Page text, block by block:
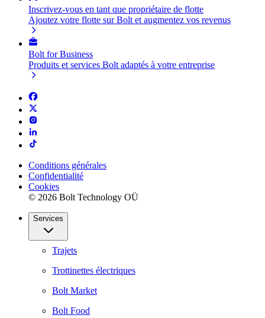
Inscrivez-vous en tant que propriétaire de flotte
Ajoutez votre flotte sur Bolt et augmentez vos revenus
Bolt for Business
Produits et services Bolt adaptés à votre entreprise
Conditions générales
Confidentialité
Cookies
© 2026 Bolt Technology OÜ
Services
Trajets
Trottinettes électriques
Bolt Market
Bolt Food